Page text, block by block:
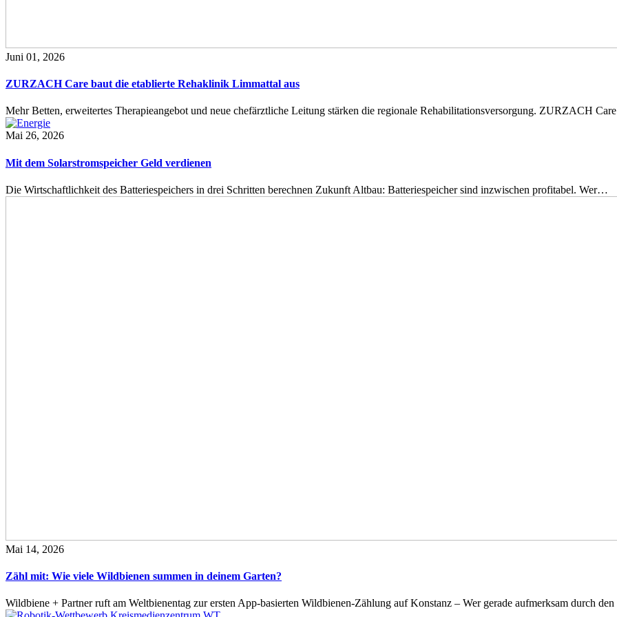
Juni 01, 2026
ZURZACH Care baut die etablierte Rehaklinik Limmattal aus
Mehr Betten, erweitertes Therapieangebot und neue chefärztliche Leitung stärken die regionale Rehabilitationsversorgung. ZURZACH
Mai 26, 2026
Mit dem Solarstromspeicher Geld verdienen
Die Wirtschaftlichkeit des Batteriespeichers in drei Schritten berechnen Zukunft Altbau: Batteriespeicher sind inzwischen profitabel. Wer…
Mai 14, 2026
Zähl mit: Wie viele Wildbienen summen in deinem Garten?
Wildbiene + Partner ruft am Weltbienentag zur ersten App-basierten Wildbienen-Zählung auf Konstanz – Wer gerade aufmerksam durch